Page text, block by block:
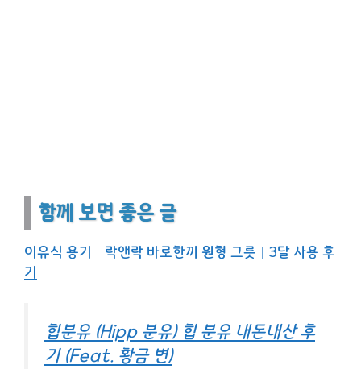
함께 보면 좋은 글
이유식 용기│락앤락 바로한끼 원형 그릇│3달 사용 후
기
힙분유 (Hipp 분유) 힙 분유 내돈내산 후
기 (Feat. 황금 변)